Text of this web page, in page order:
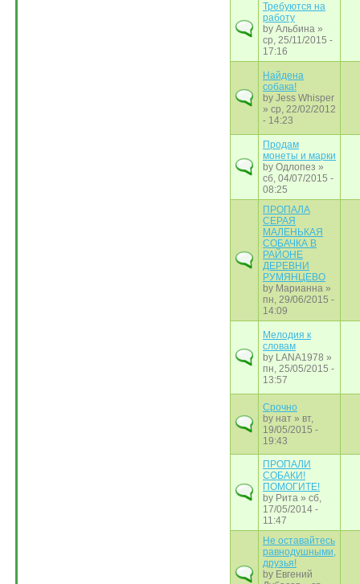
Требуются на
работу
by Альбина »
ср, 25/11/2015 -
17:16
Найдена
собака!
by Jess Whisper
» ср, 22/02/2012
- 14:23
Продам
монеты и марки
by Одлопез »
сб, 04/07/2015 -
08:25
ПРОПАЛА
СЕРАЯ
МАЛЕНЬКАЯ
СОБАЧКА В
РАЙОНЕ
ДЕРЕВНИ
РУМЯНЦЕВО
by Марианна »
пн, 29/06/2015 -
14:09
Мелодия к
словам
by LANA1978 »
пн, 25/05/2015 -
13:57
Срочно
by нат » вт,
19/05/2015 -
19:43
ПРОПАЛИ
СОБАКИ!
ПОМОГИТЕ!
by Рита » сб,
17/05/2014 -
11:47
Не оставайтесь
равнодушными,
друзья!
by Евгений